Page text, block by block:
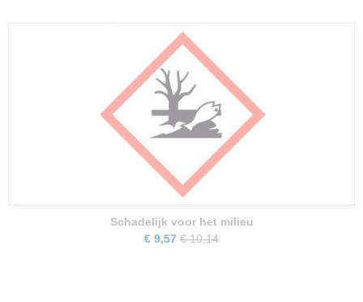
Schadelijk voor het milieu
€ 9,57 € 10,14